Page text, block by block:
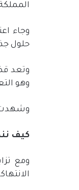
وجاء
حلول
وتعد
وهو
وشهدت
كيف
ومع